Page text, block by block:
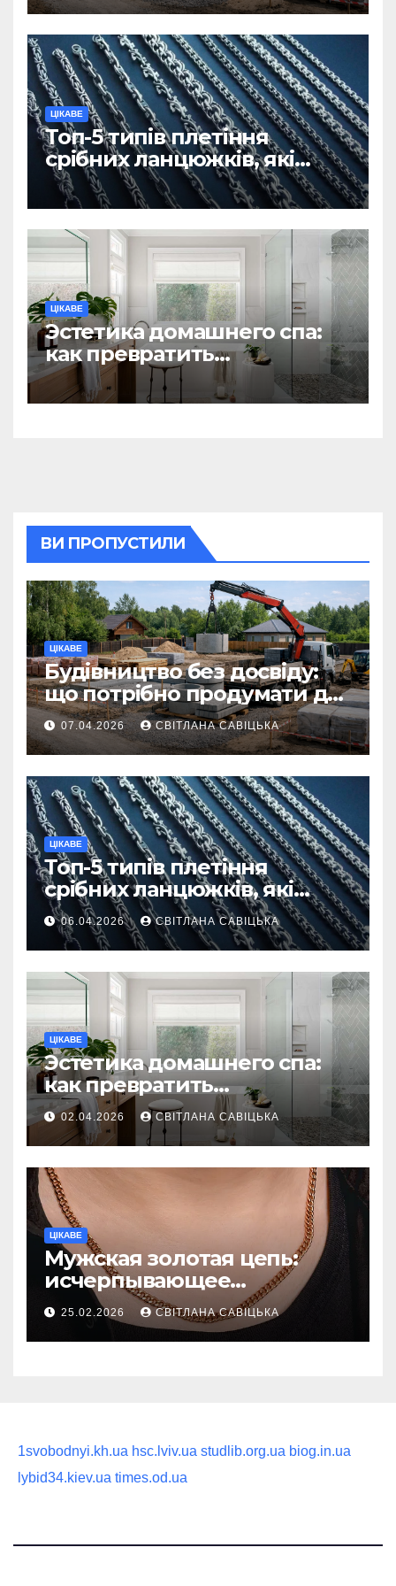
ділянку
ЦІКАВЕ
Топ-5 типів плетіння
срібних ланцюжків, які
вважаються
найнадійнішими
ЦІКАВЕ
Эстетика домашнего спа:
как превратить
ежедневную гигиену в
восстанавливающий
ВИ ПРОПУСТИЛИ
ЦІКАВЕ
Будівництво без досвіду:
що потрібно продумати до
першої доставки на
ділянку
07.04.2026 СВІТЛАНА САВІЦЬКА
ЦІКАВЕ
Топ-5 типів плетіння
срібних ланцюжків, які
вважаються
найнадійнішими
06.04.2026 СВІТЛАНА САВІЦЬКА
ЦІКАВЕ
Эстетика домашнего спа:
как превратить
ежедневную гигиену в
восстанавливающий
ритуал
02.04.2026 СВІТЛАНА САВІЦЬКА
ЦІКАВЕ
Мужская золотая цепь:
исчерпывающее
руководство по выбору
статусного украшения
25.02.2026 СВІТЛАНА САВІЦЬКА
1svobodnyi.kh.ua hsc.lviv.ua studlib.org.ua biog.in.ua
lybid34.kiev.ua times.od.ua